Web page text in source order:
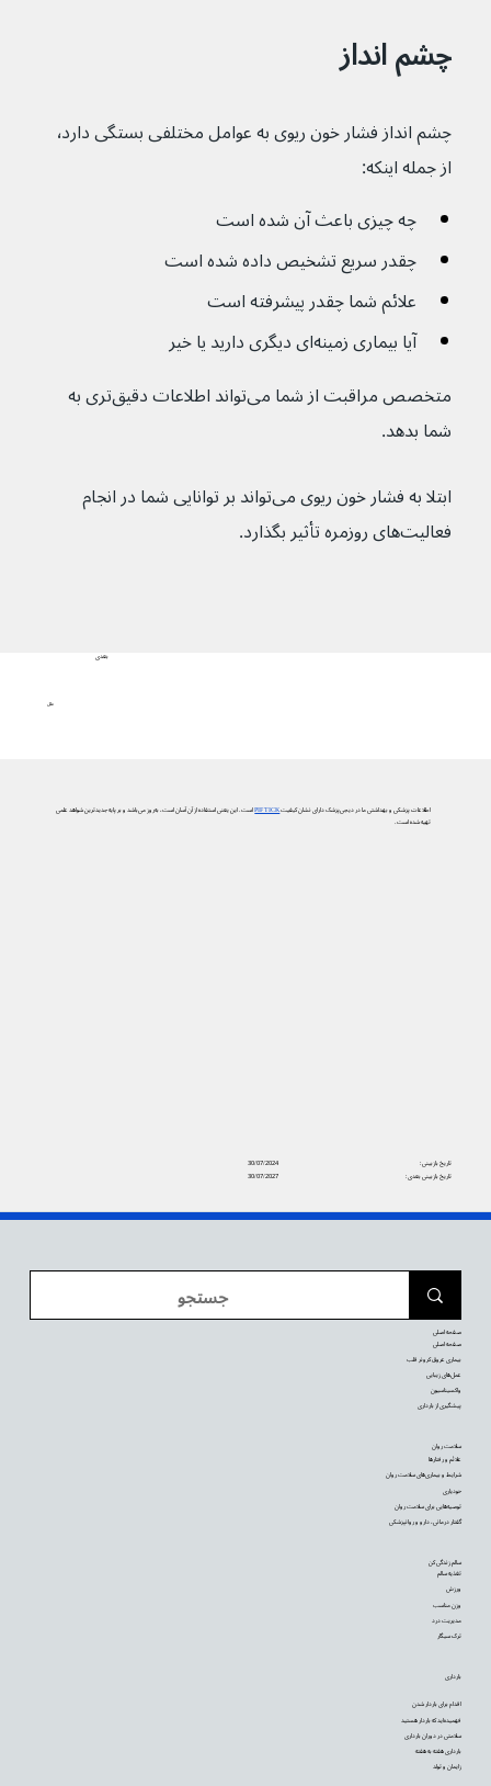
چشم انداز
از جمله اینکه:
چه چیزی باعث آن شده است
چقدر سریع تشخیص داده شده است
علائم شما چقدر پیشرفته است
آیا بیماری زمینه‌ای دیگری دارید یا خیر
متخصص مراقبت از شما می‌تواند اطلاعات دقیق‌تری به
شما بدهد.
ابتلا به فشار خون ریوی می‌تواند بر توانایی شما در انجام
فعالیت‌های روزمره تأثیر بگذارد.
علل
بعدی
اطلاعات پزشکی و بهداشتی ما در دیجی‌پزشک دارای نشان کیفیتPIF TICKاست. این یعنی استفاده از آن آسان است، به‌روز می‌باشد و بر پایه جدیدترین شواهد علمی
تهیه شده است.
30/07/2024
تاریخ بازبینی:
30/07/2027
تاریخ بازبینی بعدی:
بارداری
اقدام برای باردار شدن
فهمیده‌اید که باردار هستید
سلامتی در دوران بارداری
بارداری هفته به هفته
زایمان و تولد
سالم زندگی کن
تغذیه سالم
ورزش
وزن مناسب
مدیریت درد
ترک سیگار
سلامت روان
علائم و رفتارها
شرایط و بیماری‌های سلامت روان
خودیاری
توصیه‌‌هایی برای سلامت روان
گفتار درمانی، دارو و روانپزشکی
صفحه اصلی
صفحه اصلی
بیماری عروق کرونر قلب
عمل‌های زیبایی
واکسیناسیون
پیشگیری از بارداری